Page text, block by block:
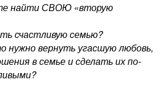
найти СВОЮ «вторую
счастливую семью?
вернуть угасшую любовь,
в семье и сделать их по-